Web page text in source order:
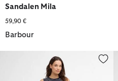
Sandalen Mila
59,90 €
Barbour
Kleid Hartland Striped Mini